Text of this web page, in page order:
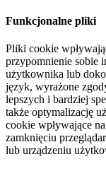
Funkcjonalne pliki
Pliki cookie
przypomnienie sobie
użytkownika lub
język, wyrażone
lepszych i bardziej
także optymalizację
cookie wpływające
zamknięciu
lub urządzeniu